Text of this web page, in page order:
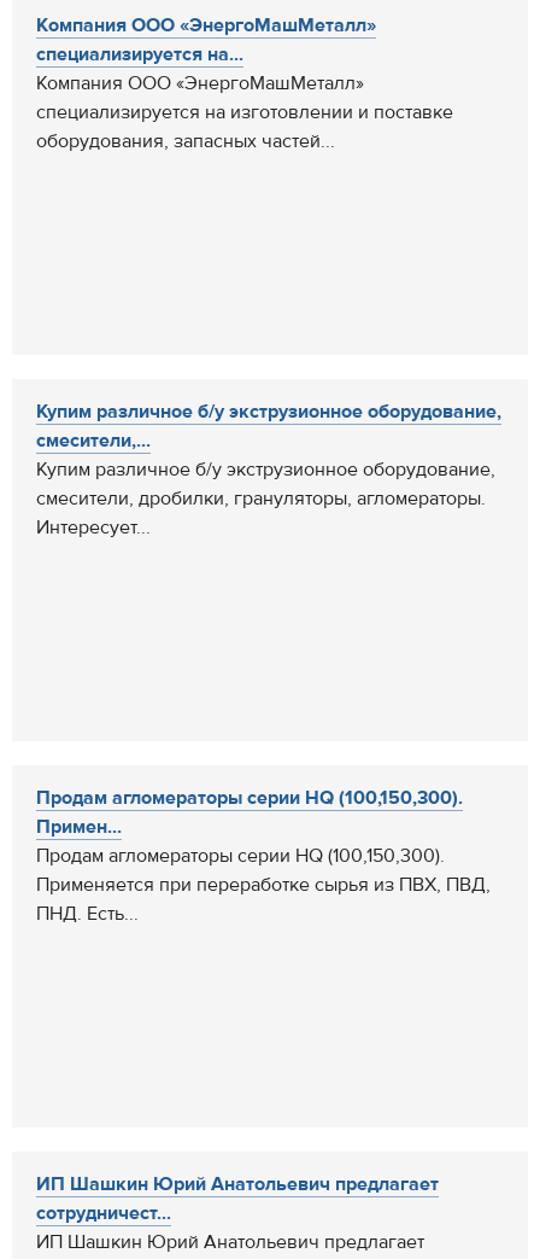
Компания ООО «ЭнергоМашМеталл»
специализируется на...
Компания ООО «ЭнергоМашМеталл»
специализируется на изготовлении и поставке
оборудования, запасных частей...
Купим различное б/у экструзионное оборудование,
смесители,...
Купим различное б/у экструзионное оборудование,
смесители, дробилки, грануляторы, агломераторы.
Интересует...
Продам агломераторы серии HQ (100,150,300).
Примен...
Продам агломераторы серии HQ (100,150,300).
Применяется при переработке сырья из ПВХ, ПВД,
ПНД. Есть...
ИП Шашкин Юрий Анатольевич предлагает
сотрудничест...
ИП Шашкин Юрий Анатольевич предлагает